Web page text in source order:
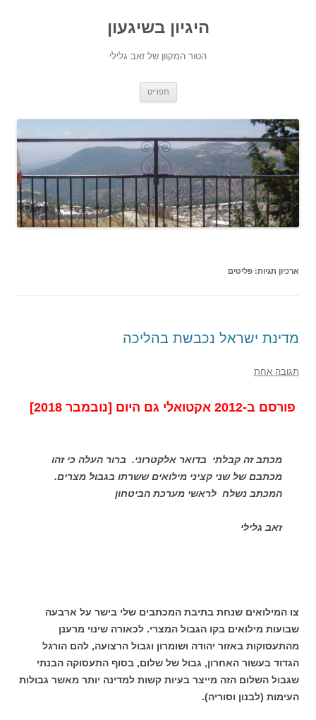
היגיון בשיגעון
הטור המקוון של זאב גלילי
תפריט
ארכיון תגיות: פליטים
מדינת ישראל נכבשת בהליכה
תגובה אחת
פורסם ב-2012 אקטואלי גם היום [נובמבר 2018]
מכתב זה קבלתי בדואר אלקטרוני. ברור העלה כי זהו
מכתבם של שני קציני מילואים ששרתו בגבול מצרים.
המכתב נשלח לראשי מערכת הביטחון
זאב גלילי
צו המילואים שנחת בתיבת המכתבים שלי בישר על ארבעה
שבועות מילואים בקו הגבול המצרי. לכאורה שינוי מרענן
מהתעסוקות באזור יהודה ושומרון וגבול הרצועה, להם הורגל
הגדוד בעשור האחרון, גבול של שלום, בסוף התעסוקה הבנתי
שגבול השלום הזה מייצר בעיות קשות למדינה יותר מאשר גבולות
העימות (לבנון וסוריה).